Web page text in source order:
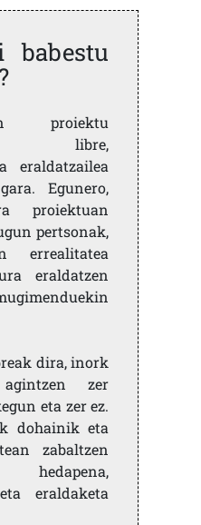
babestu
proiektu
libre,
eraldatzailea
Egunero,
proiektuan
pertsonak,
errealitatea
eraldatzen
dira, inork
zer
eta zer ez.
dohainik eta
zabaltzen
eraldaketa